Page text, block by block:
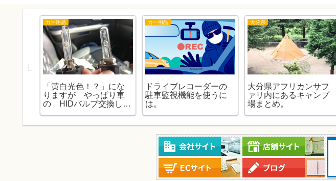
カー用品
「黄白光色！？」にな
りますが やっぱり車
の HIDバルブ交換しま
カー用品
ドライブレコーダーの
駐車監視機能を使うに
は。
大分県
大分県アフリカンサフ
ァリ内にあるキャンプ
場まとめ。